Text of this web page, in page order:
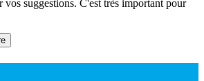
vos suggestions. C'est très important pour